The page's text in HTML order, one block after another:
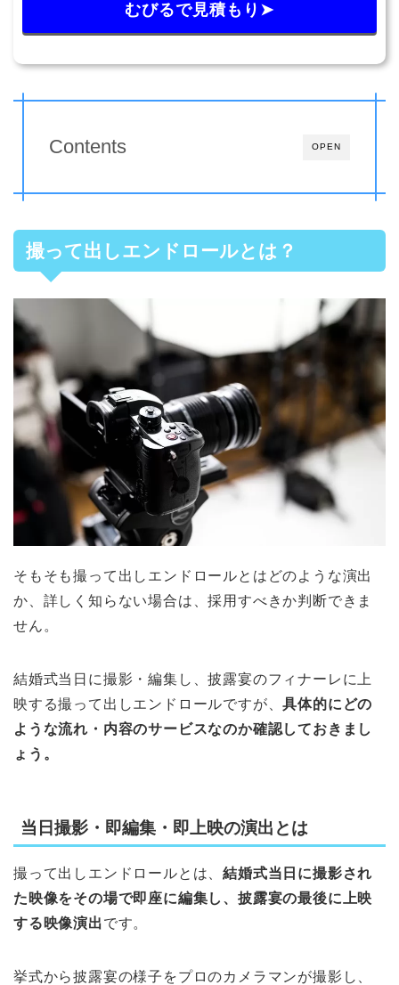
むびるで見積もり➤
OPEN
Contents
撮って出しエンドロールとは？
そもそも撮って出しエンドロールとはどのような演出
か、詳しく知らない場合は、採用すべきか判断できま
せん。
結婚式当日に撮影・編集し、披露宴のフィナーレに上
映する撮って出しエンドロールですが、具体的にどの
ような流れ・内容のサービスなのか確認しておきまし
ょう。
当日撮影・即編集・即上映の演出とは
撮って出しエンドロールとは、結婚式当日に撮影され
た映像をその場で即座に編集し、披露宴の最後に上映
する映像演出です。
挙式から披露宴の様子をプロのカメラマンが撮影し、